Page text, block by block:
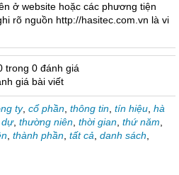
ở website hoặc các phương tiện
rõ nguồn http://hasitec.com.vn là vi
trong 0 đánh giá
giá bài viết
ty, cổ phần thông tin tín hiệu hà
dự, thường niên thời gian thứ năm
thành phần tất cả danh sách